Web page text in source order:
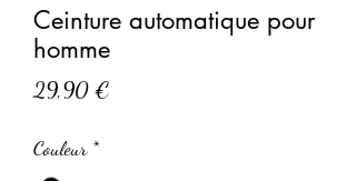
Ceinture automatique pour
homme
29,90 €
Couleur *